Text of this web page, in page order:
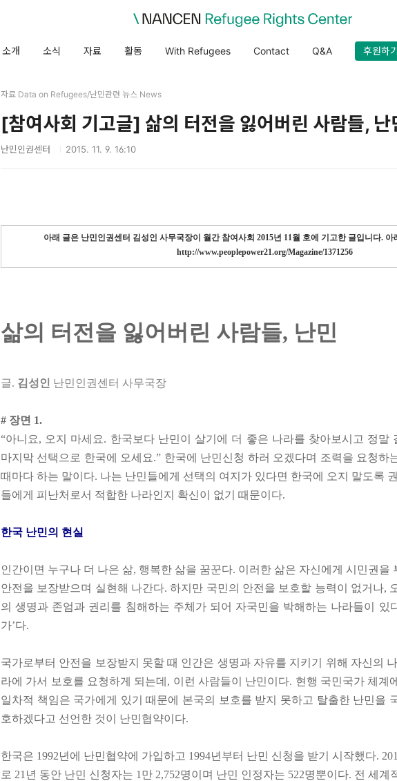
소개 소식 자료 활동 With Refugees Contact Q&A 후원하
자료 Data on Refugees/난민관련 뉴스 News
[참여사회 기고글] 삶의 터전을 잃어버린 사람들, 난
난민인권센터 2015. 11. 9. 16:10
아래 글은 난민인권센터 김성인 사무국장이 월간 참여사회 2015년 11월 호에 기고한 글입니다.
http://www.peoplepower21.org/Magazine/1371256
삶의 터전을 잃어버린 사람들, 난민
글. 김성인 난민인권센터 사무국장
# 장면 1.
“아니요, 오지 마세요. 한국보다 난민이 살기에 더 좋은 나라를 찾아보시고 정말
마지막 선택으로 한국에 오세요.” 한국에 난민신청 하러 오겠다며 조력을 요청하
때마다 하는 말이다. 나는 난민들에게 선택의 여지가 있다면 한국에 오지 말도록
들에게 피난처로서 적합한 나라인지 확신이 없기 때문이다.
한국 난민의 현실
인간이면 누구나 더 나은 삶, 행복한 삶을 꿈꾼다. 이러한 삶은 자신에게 시민권을
안전을 보장받으며 실현해 나간다. 하지만 국민의 안전을 보호할 능력이 없거나,
의 생명과 존엄과 권리를 침해하는 주체가 되어 자국민을 박해하는 나라들이 있
가’다.
국가로부터 안전을 보장받지 못할 때 인간은 생명과 자유를 지키기 위해 자신의
라에 가서 보호를 요청하게 되는데, 이런 사람들이 난민이다. 현행 국민국가 체계
일차적 책임은 국가에게 있기 때문에 본국의 보호를 받지 못하고 탈출한 난민을
호하겠다고 선언한 것이 난민협약이다.
한국은 1992년에 난민협약에 가입하고 1994년부터 난민 신청을 받기 시작했다.
로 21년 동안 난민 신청자는 1만 2,752명이며 난민 인정자는 522명뿐이다. 전 세계